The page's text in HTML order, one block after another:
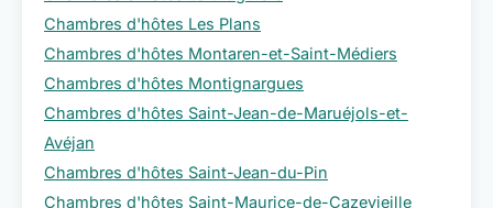
Chambres d'hôtes Les Plans
Chambres d'hôtes Montaren-et-Saint-Médiers
Chambres d'hôtes Montignargues
Chambres d'hôtes Saint-Jean-de-Maruéjols-et-
Avéjan
Chambres d'hôtes Saint-Jean-du-Pin
Chambres d'hôtes Saint-Maurice-de-Cazevieille